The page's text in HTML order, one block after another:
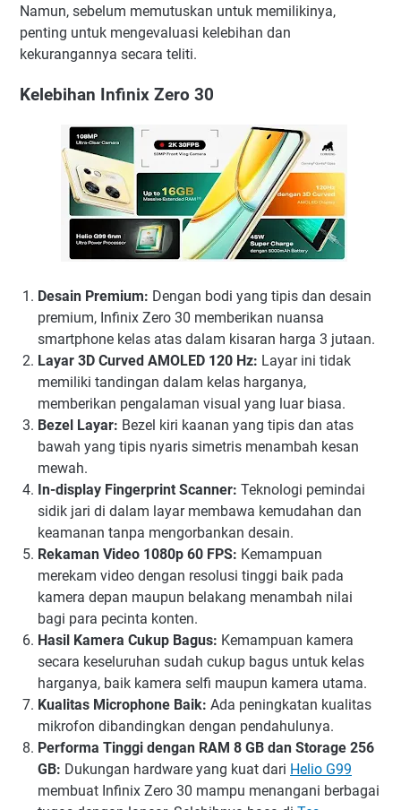
Namun, sebelum memutuskan untuk memilikinya,
penting untuk mengevaluasi kelebihan dan
kekurangannya secara teliti.
Kelebihan Infinix Zero 30
Desain Premium: Dengan bodi yang tipis dan desain
premium, Infinix Zero 30 memberikan nuansa
smartphone kelas atas dalam kisaran harga 3 jutaan.
Layar 3D Curved AMOLED 120 Hz: Layar ini tidak
memiliki tandingan dalam kelas harganya,
memberikan pengalaman visual yang luar biasa.
Bezel Layar: Bezel kiri kaanan yang tipis dan atas
bawah yang tipis nyaris simetris menambah kesan
mewah.
In-display Fingerprint Scanner: Teknologi pemindai
sidik jari di dalam layar membawa kemudahan dan
keamanan tanpa mengorbankan desain.
Rekaman Video 1080p 60 FPS: Kemampuan
merekam video dengan resolusi tinggi baik pada
kamera depan maupun belakang menambah nilai
bagi para pecinta konten.
Hasil Kamera Cukup Bagus: Kemampuan kamera
secara keseluruhan sudah cukup bagus untuk kelas
harganya, baik kamera selfi maupun kamera utama.
Kualitas Microphone Baik: Ada peningkatan kualitas
mikrofon dibandingkan dengan pendahulunya.
Performa Tinggi dengan RAM 8 GB dan Storage 256
GB: Dukungan hardware yang kuat dari Helio G99
membuat Infinix Zero 30 mampu menangani berbagai